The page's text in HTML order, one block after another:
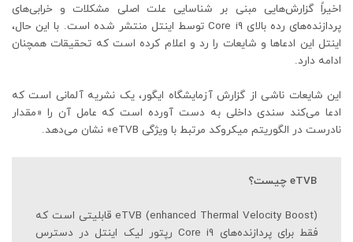
اخیراً گزارش‌هایی مبنی بر شناسایی علت اصلی مشکلات و خرابی‌های
پردازنده‌های رده بالای Core i9 توسط اینتل منتشر شده است. با این حال،
اینتل این ادعاها و شایعات را رد و اعلام کرده است که تحقیقات همچنان
ادامه دارد.
این شایعات ناشی از گزارش آزمایشگاه ایگور، یک نشریه آلمانی است که
ادعا می‌کند سندی داخلی به دست آورده است که عامل آن را «مقدار
نادرست در الگوریتم میکروکد مرتبط با ویژگی eTVB» نشان می‌دهد.
eTVB چیست؟
eTVB (enhanced Thermal Velocity Boost) قابلیتی است که
فقط برای پردازنده‌های Core i9 رپتور لیک اینتل در دسترس